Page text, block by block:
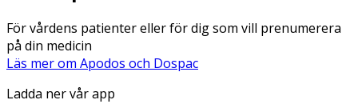
För vårdens patienter eller för dig som vill prenumerera
på din medicin
Läs mer om Apodos och Dospac
Ladda ner vår app